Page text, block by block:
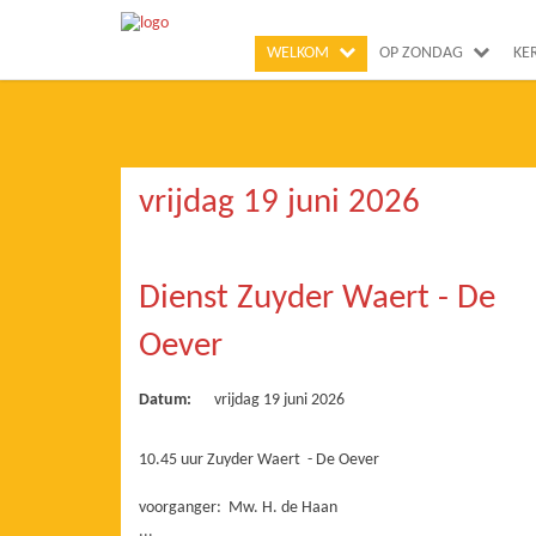
WELKOM OP ZONDAG
vrijdag 19 juni 2026
Dienst Zuyder Waert - De
Oever
Datum: vrijdag 19 juni 2026
10.45 uur Zuyder Waert - De Oever
voorganger: Mw. H. de Haan
...